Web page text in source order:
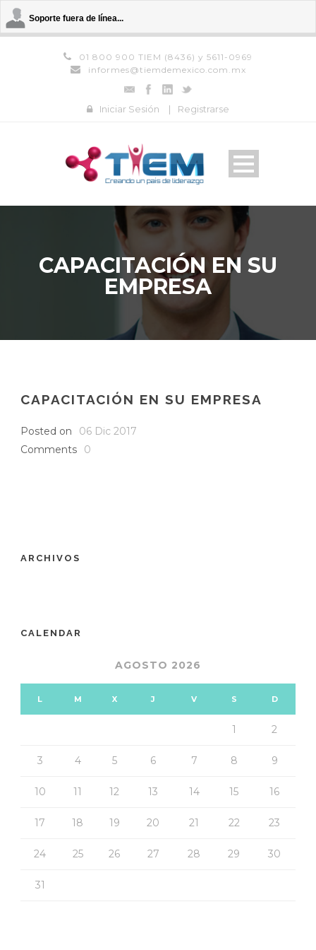
Soporte fuera de línea...
01 800 900 TIEM (8436) y 5611-0969
informes@tiemdemexico.com.mx
Iniciar Sesión | Registrarse
CAPACITACIÓN EN SU
EMPRESA
CAPACITACIÓN EN SU EMPRESA
Posted on
06 Dic 2017
Comments
0
ARCHIVOS
CALENDAR
AGOSTO 2026
L M X J V S D
1 2
3 4 5 6 7 8 9
10 11 12 13 14 15 16
17 18 19 20 21 22 23
24 25 26 27 28 29 30
31